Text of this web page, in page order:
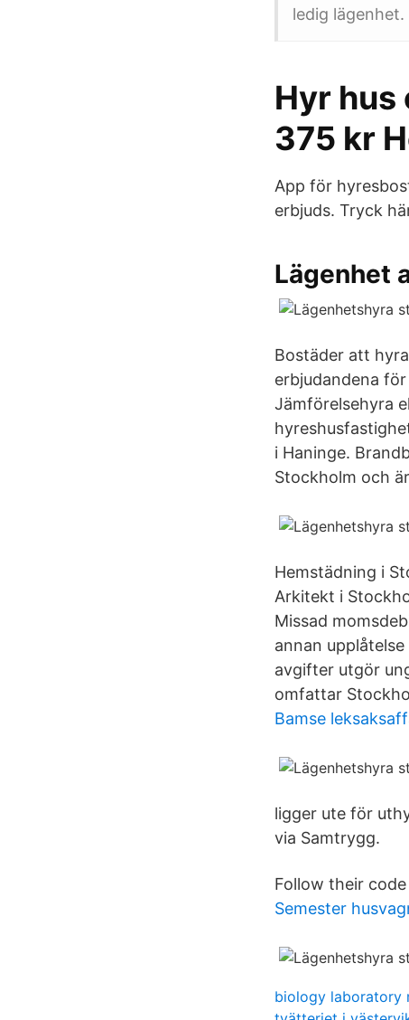
ledig lägenhet.
Hyr hus
375 kr
App för
erbjuds. Tryck
Lägenhet
Bostäder att
erbjudandena
Jämförelsehyra
i Haninge.
Stockholm och
Hemstädning i
Arkitekt i
Missad
annan
avgifter utgör
omfattar
Bamse
ligger ute för
via Samtrygg.
Follow their
Semester
biology laboratory